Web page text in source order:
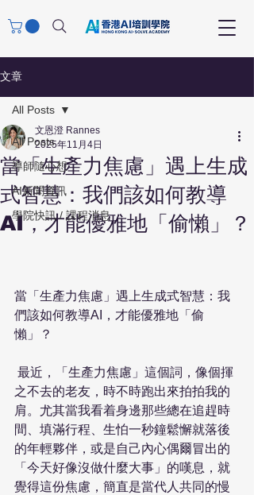
文章
All Posts
導師隨心想
AI新聞資訊
學院快訊 / 課程消息
All Posts
當「生產力焦慮」遇上生成
式智慧：我們該如何教導
AI，才能優雅地「偷懶」？
文恩澄 Rannes
2025年11月4日
當「生產力焦慮」遇上生成式智慧：我
們該如何教導AI，才能優雅地「偷
懶」？
之不去的老友，時不時跑出來拍拍我的
肩。尤其當我看着身邊那些總在追趕時
間、填滿行程、生怕一秒鐘鬆懈就落後
的年輕夥伴，或是自己內心偶爾冒出的
「今天好像沒做什麼大事」的嘆息，就
覺得這份焦慮，簡直是當代人共同的慢